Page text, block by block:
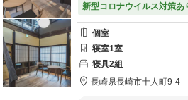
新型コロナウイルス対策あ
個室
寝室1室
寝具2組
長崎県長崎市十人町9-4